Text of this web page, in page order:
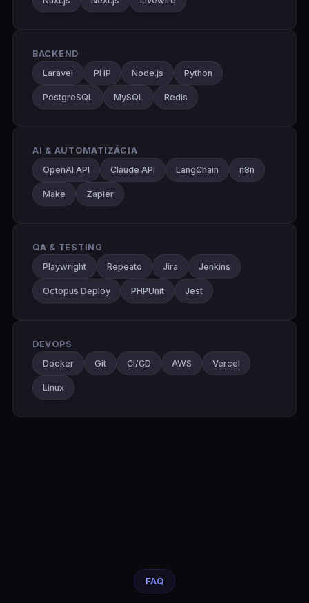
BACKEND
Laravel
PHP Node.js Python
PostgreSQL MySQL Redis
AI & AUTOMATIZÁCIA
OpenAI API
Claude API LangChain n8n
Make Zapier
QA & TESTING
Playwright
Repeato Jira Jenkins
Octopus Deploy PHPUnit Jest
DEVOPS
Docker
Git CI/CD AWS Vercel
Linux
FAQ